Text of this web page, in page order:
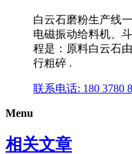
白云石磨粉生产线
电磁振动给料机、
程是：原料白云石
行粗碎 .
联系电话: 180 3780
Menu
相关文章